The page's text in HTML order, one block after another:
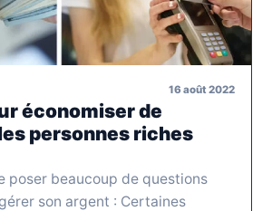
16 août 2022
économiser de
personnes riches
poser beaucoup de questions
son argent : Certaines